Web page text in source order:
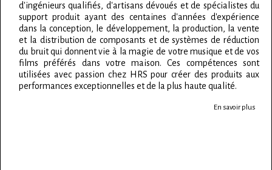
d'ingénieurs qualifiés, d'artisans dévoués et de spécialistes du
support produit ayant des centaines d'années d'expérience
dans la conception, le développement, la production, la vente
et la distribution de composants et de systèmes de réduction
du bruit qui donnent vie à la magie de votre musique et de vos
films préférés dans votre maison. Ces compétences sont
utilisées avec passion chez HRS pour créer des produits aux
performances exceptionnelles et de la plus haute qualité.
En savoir plus